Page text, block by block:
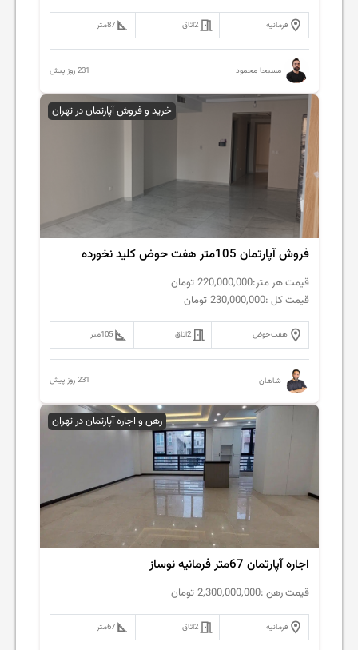
فرمانیه 2اتاق 87متر
مسیحا محمود 231 روز پیش
خرید و فروش آپارتمان در تهران
فروش آپارتمان 105متر هفت حوض کلید نخورده
قیمت هر متر:220,000,000 تومان
قیمت کل :230,000,000 تومان
هفت‌حوض 2اتاق 105متر
شاهان 231 روز پیش
رهن و اجاره آپارتمان در تهران
اجاره آپارتمان 67متر فرمانیه نوساز
قیمت رهن :2,300,000,000 تومان
فرمانیه 2اتاق 67متر